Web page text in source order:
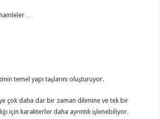
temel yapı taşlarını oluşturuyor.
çok daha dar bir zaman dilimine ve tek bir
için karakterler daha ayrıntılı işlenebiliyor.